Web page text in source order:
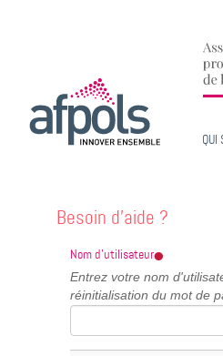
QUI
Besoin d'aide ?
Nom d'utilisateur
Entrez votre nom
réinitialisation du mot de